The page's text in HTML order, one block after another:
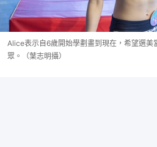
Alice表示自6歲開始學劃畫到現在，希望選美
眾。（葉志明攝）